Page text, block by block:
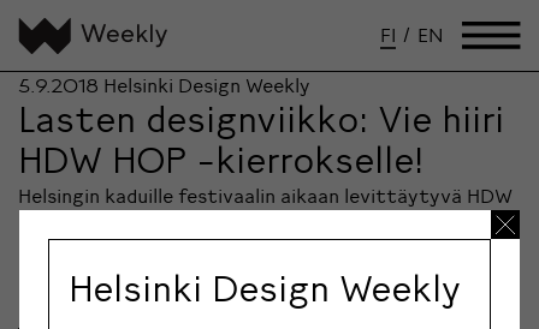
FI / EN
5.9.2018 Helsinki Design Weekly
Lasten designviikko: Vie hiiri
HDW HOP -kierrokselle!
Helsingin kaduille festivaalin aikaan levittäytyvä HDW
Helsinki Design Weekly